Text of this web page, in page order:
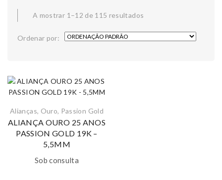
A mostrar 1–12 de 115 resultados
Ordenar por:
Alianças, Ouro, Passion Gold
ALIANÇA OURO 25 ANOS
PASSION GOLD 19K –
5,5MM
Sob consulta